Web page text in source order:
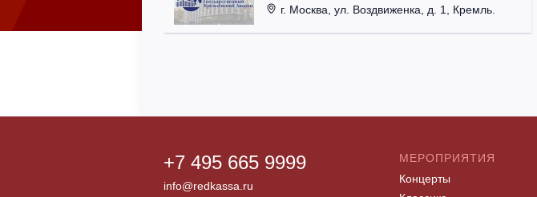
г. Москва, ул. Воздвиженка, д. 1, Кремль.
+7 495 665 9999
info@redkassa.ru
МЕРОПРИЯТИЯ
Концерты